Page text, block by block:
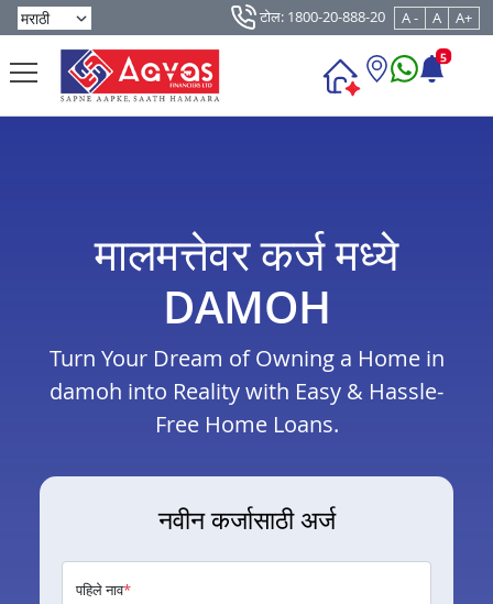
टोल: 1800-20-888-20 A - A A+
5
मालमत्तेवर कर्ज मध्ये
DAMOH
Turn Your Dream of Owning a Home in
damoh into Reality with Easy & Hassle-
Free Home Loans.
नवीन कर्जासाठी अर्ज
पहिले नाव*